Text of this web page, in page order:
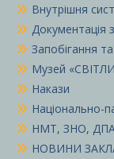
Внутрішня
Документація
Запобігання
Музей
Накази
Національно-
НМТ, ЗНО,
НОВИНИ